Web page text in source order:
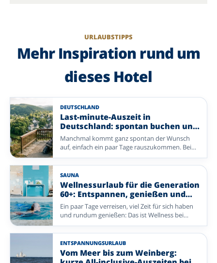
URLAUBSTIPPS
Mehr Inspiration rund um
dieses Hotel
DEUTSCHLAND
Last-minute-Auszeit in
Deutschland: spontan buchen und
entspannen
Manchmal kommt ganz spontan der Wunsch
auf, einfach ein paar Tage rauszukommen. Bei
Enjoyhotels buchen Sie unkompliziert eine
erholsame Auszeit in Deutschland – mit einem
komfortablen Aufenthalt, geselliger Atmosphäre
und vielem, das bereits für Sie organisiert ist.
Entdecken Sie reizvolle Reiseziele und freuen Sie
sich schon bald auf einen entspannten Urlaub.
SAUNA
Wellnessurlaub für die Generation
60+: Entspannen, genießen und
neue Energie tanken
Ein paar Tage verreisen, viel Zeit für sich haben
und rundum genießen: Das ist Wellness bei
Enjoyhotels. Entspannen Sie in der Sauna oder
im Schwimmbad, freuen Sie sich auf gutes Essen
und unternehmen Sie einen Spaziergang oder
Ausflug in die Umgebung. Bei diesen Enjoyhotels
stehen Ruhe, Komfort und Genuss im
ENTSPANNUNGSURLAUB
Vom Meer bis zum Weinberg: